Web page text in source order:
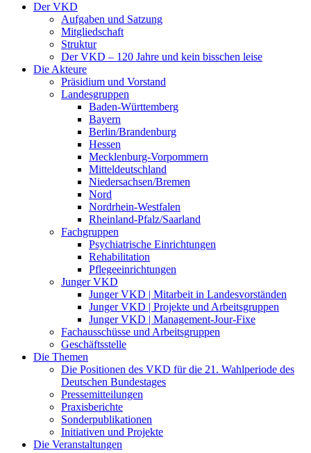
Der VKD
Aufgaben und Satzung
Mitgliedschaft
Struktur
Der VKD – 120 Jahre und kein bisschen leise
Die Akteure
Präsidium und Vorstand
Landesgruppen
Baden-Württemberg
Bayern
Berlin/Brandenburg
Hessen
Mecklenburg-Vorpommern
Mitteldeutschland
Niedersachsen/Bremen
Nord
Nordrhein-Westfalen
Rheinland-Pfalz/Saarland
Fachgruppen
Psychiatrische Einrichtungen
Rehabilitation
Pflegeeinrichtungen
Junger VKD
Junger VKD | Mitarbeit in Landesvorständen
Junger VKD | Projekte und Arbeitsgruppen
Junger VKD | Management-Jour-Fixe
Fachausschüsse und Arbeitsgruppen
Geschäftsstelle
Die Themen
Die Positionen des VKD für die 21. Wahlperiode des
Deutschen Bundestages
Pressemitteilungen
Praxisberichte
Sonderpublikationen
Initiativen und Projekte
Die Veranstaltungen